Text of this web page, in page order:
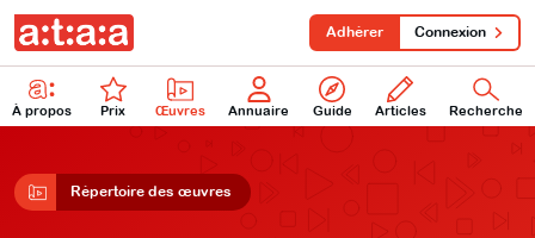
À propos Prix Œuvres Annuaire Guide Articles Recherche
Adhérer Connexion
Répertoire des œuvres